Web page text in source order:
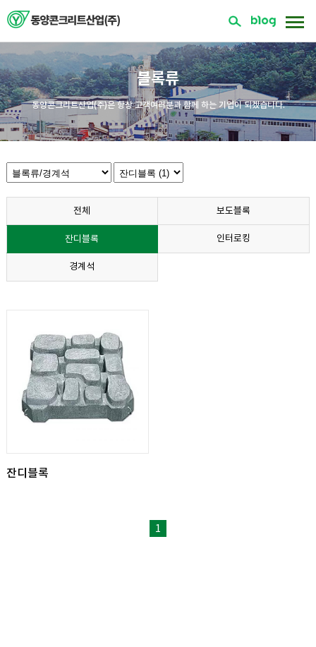
블록류
동양콘크리트산업(주)은 항상 고객여러분과 함께 하는 기업이 되겠습니다.
전체 보도블록
잔디블록 인터로킹
경계석
잔디블록
1